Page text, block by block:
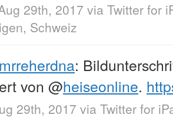
29th, 2017 via Twitter for
Schweiz
:
von @heiseonline.
29th, 2017 via Twitter for